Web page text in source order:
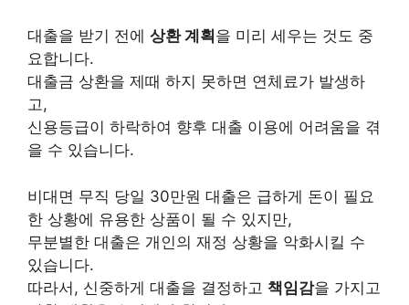
대출을 받기 전에 상환 계획 을 미리 세우는 것도 중
요합니다.
대출금 상환을 제때 하지 못하면 연체료가 발생하
고,
신용등급이 하락하여 향후 대출 이용에 어려움을 겪
을 수 있습니다.
비대면 무직 당일 30만원 대출은 급하게 돈이 필요
한 상황에 유용한 상품이 될 수 있지만,
무분별한 대출은 개인의 재정 상황을 악화시킬 수
있습니다.
따라서, 신중하게 대출을 결정하고 책임감을 가지고